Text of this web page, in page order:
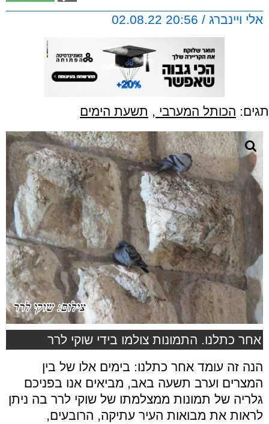
אלי ויינברג / 20:56 02.08.22
תגים: הכותל המערבי , תשעת הימים
אחר כתלנו. התמונות צולמו בידי שוקי לרר
הנה זה עומד אחר כתלנו: בימים אלו של בין
המצרים וערב תשעה באב, מביאים אנו בפניכם
גלריה של תמונות ממצלמתו של שוקי לרר בה ניתן
לראות את מבואות העיר עתיקה, הרובעים,